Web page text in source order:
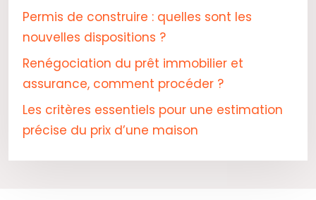
Permis de construire : quelles sont les
nouvelles dispositions ?
Renégociation du prêt immobilier et
assurance, comment procéder ?
Les critères essentiels pour une estimation
précise du prix d’une maison